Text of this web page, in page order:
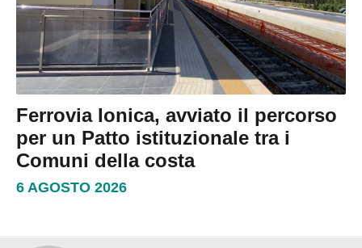
Ferrovia Ionica, avviato il percorso
per un Patto istituzionale tra i
Comuni della costa
6 AGOSTO 2026